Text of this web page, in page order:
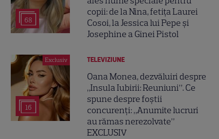
68
copii: de la Nina, fetița Laurei
Cosoi, la Jessica lui Pepe și
Josephine a Ginei Pistol
Exclusiv
16
TELEVIZIUNE
Oana Monea, dezvăluiri despre
„Insula Iubirii: Reuniuni”. Ce
spune despre foștii
concurenți: „Anumite lucruri
au rămas nerezolvate”
EXCLUSIV